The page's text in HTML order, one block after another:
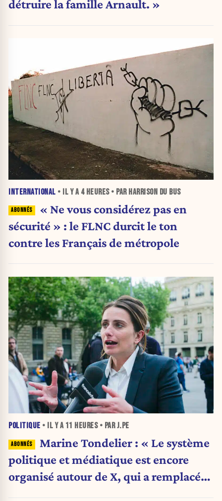
détruire la famille Arnault. »
INTERNATIONAL • IL Y A 4 HEURES• PAR HARRISON DU BUS
« Ne vous considérez pas en
sécurité » : le FLNC durcit le ton
contre les Français de métropole
POLITIQUE • IL Y A 11 HEURES• PAR J.PE
Marine Tondelier : « Le système
politique et médiatique est encore
organisé autour de X, qui a remplacé